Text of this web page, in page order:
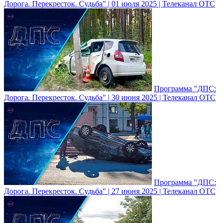
Дорога. Перекресток. Судьба" | 01 июля 2025 | Телеканал ОТС
Программа "ДПС:
Дорога. Перекресток. Судьба" | 30 июня 2025 | Телеканал ОТС
Программа "ДПС:
Дорога. Перекресток. Судьба" | 27 июня 2025 | Телеканал ОТС